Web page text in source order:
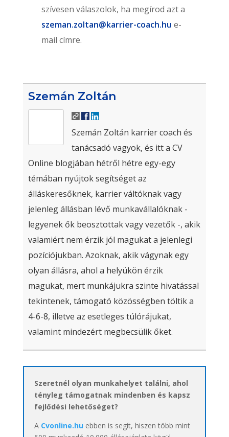
szívesen válaszolok, ha megírod azt a
szeman.zoltan@karrier-coach.hu e-
mail címre.
Szemán Zoltán
Szemán Zoltán karrier coach és
tanácsadó vagyok, és itt a CV
Online blogjában hétről hétre egy-egy
témában nyújtok segítséget az
álláskeresőknek, karrier váltóknak vagy
jelenleg állásban lévő munkavállalóknak -
legyenek ők beosztottak vagy vezetők -, akik
valamiért nem érzik jól magukat a jelenlegi
pozíciójukban. Azoknak, akik vágynak egy
olyan állásra, ahol a helyükön érzik
magukat, mert munkájukra szinte hivatással
tekintenek, támogató közösségben töltik a
4-6-8, illetve az esetleges túlórájukat,
valamint mindezért megbecsülik őket.
Szeretnél olyan munkahelyet találni, ahol
tényleg támogatnak mindenben és kapsz
fejlődési lehetőséget?
A Cvonline.huebben is segít, hiszen több mint